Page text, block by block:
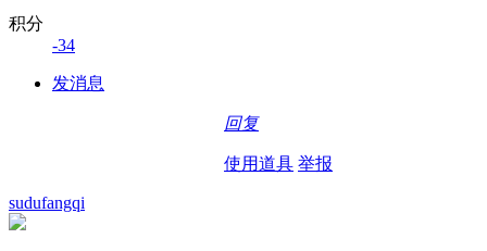
积分
-34
发消息
回复
使用道具 举报
sudufangqi